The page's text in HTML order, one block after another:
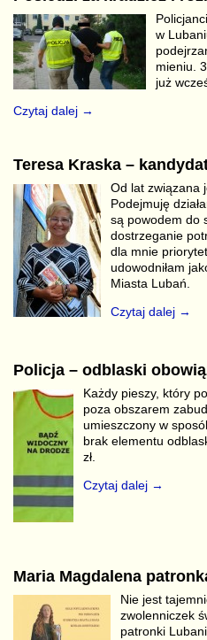
w
mieniu.
już
Czytaj dalej →
Teresa Kraska –
Od lat związana
Podejmuję
są powodem do
dostrzeganie
dla mnie
udowodniłam
Miasta Lubań.
Czytaj dalej →
Policja – odblaski
Każdy pieszy, który
poza obszarem
umieszczony w
brak elementu
zł.
Czytaj dalej →
Maria Magdalena
Nie jest
zwolenniczek
patronki